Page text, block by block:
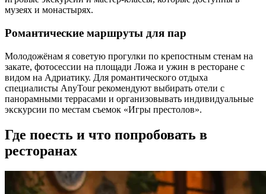
музеях и монастырях.
Романтические маршруты для пар
Молодожёнам я советую прогулки по крепостным стенам на
закате, фотосессии на площади Ложа и ужин в ресторане с
видом на Адриатику. Для романтического отдыха
специалисты AnyTour рекомендуют выбирать отели с
панорамными террасами и организовывать индивидуальные
экскурсии по местам съемок «Игры престолов».
Где поесть и что попробовать в
ресторанах